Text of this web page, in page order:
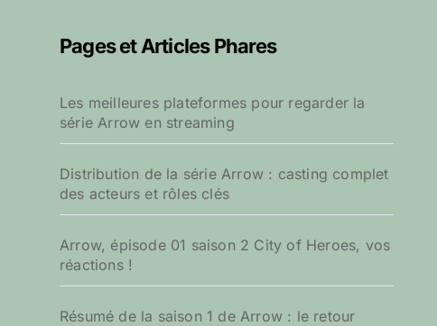
r
c
e
r
Pages et Articles Phares
Les meilleures plateformes pour regarder la
série Arrow en streaming
Distribution de la série Arrow : casting complet
des acteurs et rôles clés
Arrow, épisode 01 saison 2 City of Heroes, vos
réactions !
Résumé de la saison 1 de Arrow : le retour